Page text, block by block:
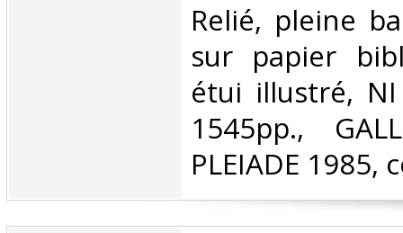
‎Relié, pleine
sur papier
étui illustré,
1545pp.,
PLEIADE 1985,